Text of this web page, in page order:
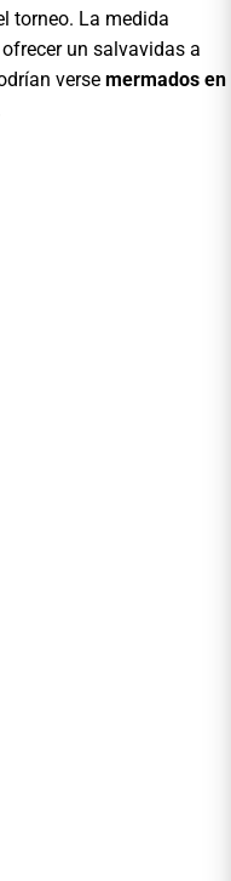
torneo. La medida
un salvavidas a
verse mermados en